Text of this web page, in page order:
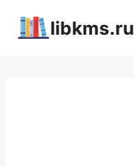
libkms.ru